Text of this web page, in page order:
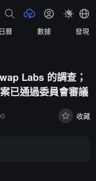
日曆 數據 發現
Labs 的調查；
已通過委員會審議
收藏